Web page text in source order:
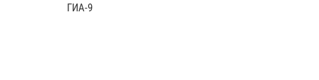
ГИА-9